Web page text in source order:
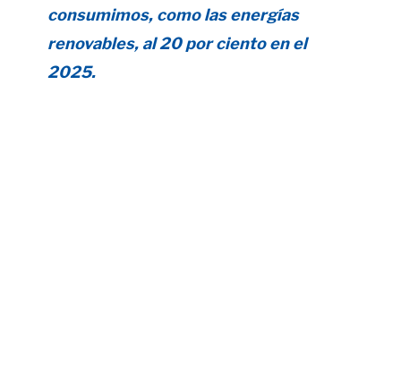
consumimos, como las energías
renovables, al 20 por ciento en el
2025.